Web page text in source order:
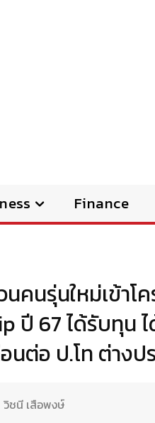
Finance
คนรุ่นใหม่เข้าโ
ปี 67 ได้รับทุน
ต่อ ป.โท ต่างป
วิชนี เสือพงษ์